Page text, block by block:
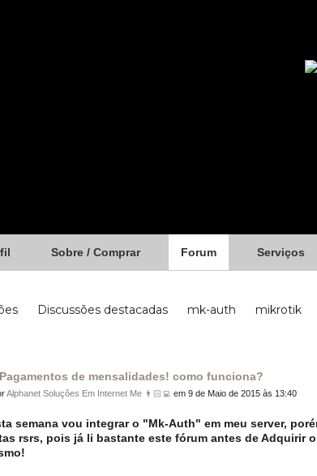
Sobre / Comprar Forum Serviços
Discussões destacadas mk-auth mikrotik
de mensalidades! como funciona?
Alphanet Soluções Em Internet Me 👨🏻‍💻 em 9 de Maio de 2015 às 13:40
semana vou integrar o "Mk-Auth" em meu server,
rsrs, pois já li bastante este fórum antes de Adquirir